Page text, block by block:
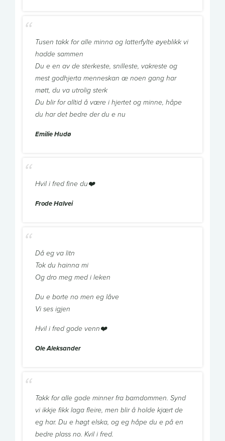
Tusen takk for alle minna og latterfylte øyeblikk vi
hadde sammen
Du e en av de sterkeste, snilleste, vakreste og
mest godhjerta menneskan æ noen gang har
møtt, du va utrolig sterk
Du blir for alltid å være i hjertet og minne, håpe
du har det bedre der du e nu
Emilie Hudø
Hvil i fred fine du❤️
Frode Halvei
Då eg va litn
Tok du hainna mi
Og dro meg med i leken
Du e borte no men eg låve
Vi ses igjen
Hvil i fred gode venn❤️
Ole Aleksander
Takk for alle gode minner fra barndommen. Synd
vi ikkje fikk laga fleire, men blir å holde kjært de
eg har. Du e høgt elska, og eg håpe du e på en
bedre plass no. Kvil i fred.